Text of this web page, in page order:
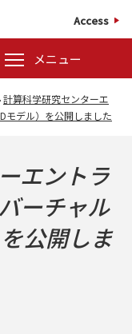
Access
メニュー
計算科学研究センターエ
モデル）を公開しました
エントラ
ーチャル
公開しま